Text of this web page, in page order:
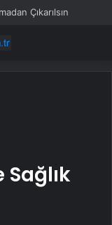
Çıkarılsın